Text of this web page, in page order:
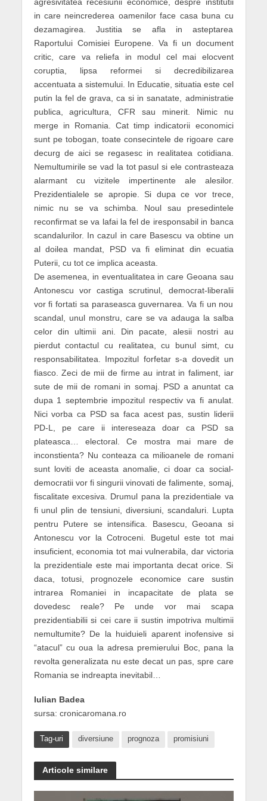
in care neincrederea oamenilor face casa buna cu
dezamagirea. Justitia se afla in asteptarea
Raportului Comisiei Europene. Va fi un document
critic, care va reliefa in modul cel mai elocvent
coruptia, lipsa reformei si decredibilizarea
accentuata a sistemului. In Educatie, situatia este cel
putin la fel de grava, ca si in sanatate, administratie
publica, agricultura, CFR sau minerit. Nimic nu
merge in Romania. Cat timp indicatorii economici
sunt pe tobogan, toate consecintele de rigoare care
decurg de aici se regasesc in realitatea cotidiana.
Nemultumirile se vad la tot pasul si ele contrasteaza
alarmant cu vizitele impertinente ale alesilor.
Prezidentialele se apropie. Si dupa ce vor trece,
nimic nu se va schimba. Noul sau presedintele
reconfirmat se va lafai la fel de iresponsabil in banca
scandalurilor. In cazul in care Basescu va obtine un
al doilea mandat, PSD va fi eliminat din ecuatia
Puterii, cu tot ce implica aceasta.
De asemenea, in eventualitatea in care Geoana sau
Antonescu vor castiga scrutinul, democrat-liberalii
vor fi fortati sa paraseasca guvernarea. Va fi un nou
scandal, unul monstru, care se va adauga la salba
celor din ultimii ani. Din pacate, alesii nostri au
pierdut contactul cu realitatea, cu bunul simt, cu
responsabilitatea. Impozitul forfetar s-a dovedit un
fiasco. Zeci de mii de firme au intrat in faliment, iar
sute de mii de romani in somaj. PSD a anuntat ca
dupa 1 septembrie impozitul respectiv va fi anulat.
Nici vorba ca PSD sa faca acest pas, sustin liderii
PD-L, pe care ii intereseaza doar ca PSD sa
plateasca… electoral. Ce mostra mai mare de
inconstienta? Nu conteaza ca milioanele de romani
sunt loviti de aceasta anomalie, ci doar ca social-
democratii vor fi singurii vinovati de falimente, somaj,
fiscalitate excesiva. Drumul pana la prezidentiale va
fi unul plin de tensiuni, diversiuni, scandaluri. Lupta
pentru Putere se intensifica. Basescu, Geoana si
Antonescu vor la Cotroceni. Bugetul este tot mai
insuficient, economia tot mai vulnerabila, dar victoria
la prezidentiale este mai importanta decat orice. Si
daca, totusi, prognozele economice care sustin
intrarea Romaniei in incapacitate de plata se
dovedesc reale? Pe unde vor mai scapa
prezidentiabilii si cei care ii sustin impotriva multimii
nemultumite? De la huiduieli aparent inofensive si
“atacul” cu oua la adresa premierului Boc, pana la
revolta generalizata nu este decat un pas, spre care
Romania se indreapta inevitabil…
Iulian Badea
sursa: cronicaromana.ro
Tag-uri diversiune prognoza promisiuni
Articole similare